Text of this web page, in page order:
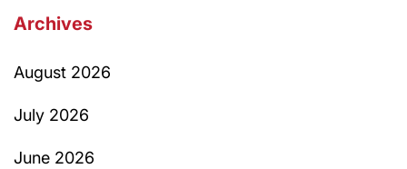
Archives
August 2026
July 2026
June 2026